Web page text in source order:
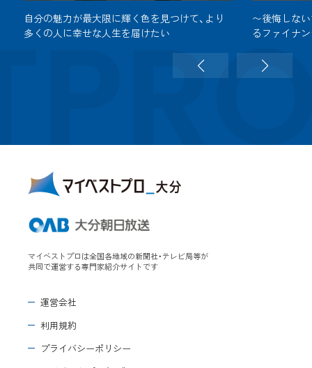
自分の魅力が最大限に輝く色を見つけて、より
多くの人に幸せな人生を届けたい
〜後悔しな
るファイナ
マイベストプロは全国各地域の新聞社・テレビ局等が
共同で運営する専門家紹介サイトです
運営会社
利用規約
プライバシーポリシー